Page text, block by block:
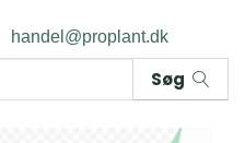
handel@proplant.dk
Søg